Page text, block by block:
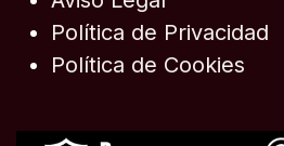
Política de Privacidad
Política de Cookies